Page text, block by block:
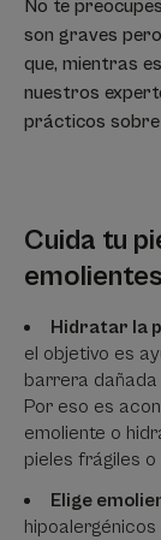
No te
son graves
que, mientras
nuestros
prácticos
Cuida tu
Hidratar la
el objetivo es
barrera
Por eso es
emoliente o
pieles frágiles
Elige